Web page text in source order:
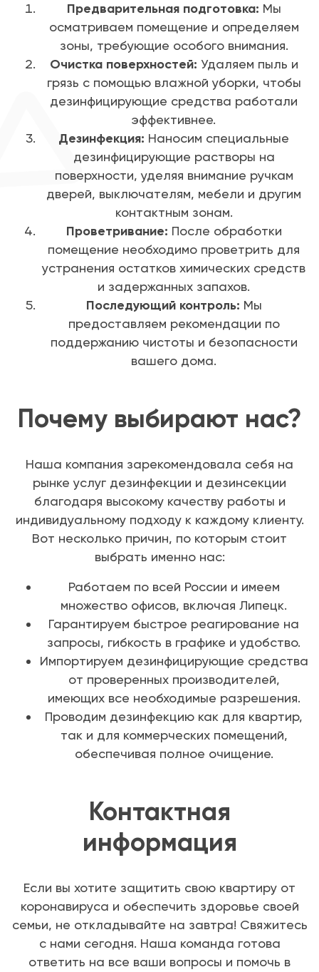
Предварительная подготовка: Мы
осматриваем помещение и определяем
зоны, требующие особого внимания.
Очистка поверхностей: Удаляем пыль и
грязь с помощью влажной уборки, чтобы
дезинфицирующие средства работали
эффективнее.
Дезинфекция: Наносим специальные
дезинфицирующие растворы на
поверхности, уделяя внимание ручкам
дверей, выключателям, мебели и другим
контактным зонам.
Проветривание: После обработки
помещение необходимо проветрить для
устранения остатков химических средств
и задержанных запахов.
Последующий контроль: Мы
предоставляем рекомендации по
поддержанию чистоты и безопасности
вашего дома.
Почему выбирают нас?
Наша компания зарекомендовала себя на
рынке услуг дезинфекции и дезинсекции
благодаря высокому качеству работы и
индивидуальному подходу к каждому клиенту.
Вот несколько причин, по которым стоит
выбрать именно нас:
Работаем по всей России и имеем
множество офисов, включая Липецк.
Гарантируем быстрое реагирование на
запросы, гибкость в графике и удобство.
Импортируем дезинфицирующие средства
от проверенных производителей,
имеющих все необходимые разрешения.
Проводим дезинфекцию как для квартир,
так и для коммерческих помещений,
обеспечивая полное очищение.
Контактная
информация
Если вы хотите защитить свою квартиру от
коронавируса и обеспечить здоровье своей
семьи, не откладывайте на завтра! Свяжитесь
с нами сегодня. Наша команда готова
ответить на все ваши вопросы и помочь в